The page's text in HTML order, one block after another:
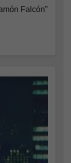
Falcón”